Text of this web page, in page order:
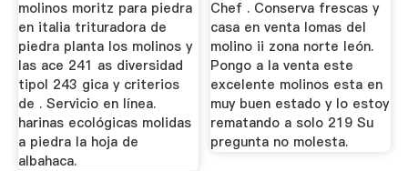
molinos moritz para piedra
en italia trituradora de
piedra planta los molinos y
las ace 241 as diversidad
tipol 243 gica y criterios
de . Servicio en línea.
harinas ecológicas molidas
a piedra la hoja de
albahaca.
Chef . Conserva frescas y
casa en venta lomas del
molino ii zona norte león.
Pongo a la venta este
excelente molinos esta en
muy buen estado y lo estoy
rematando a solo 219 Su
pregunta no molesta.